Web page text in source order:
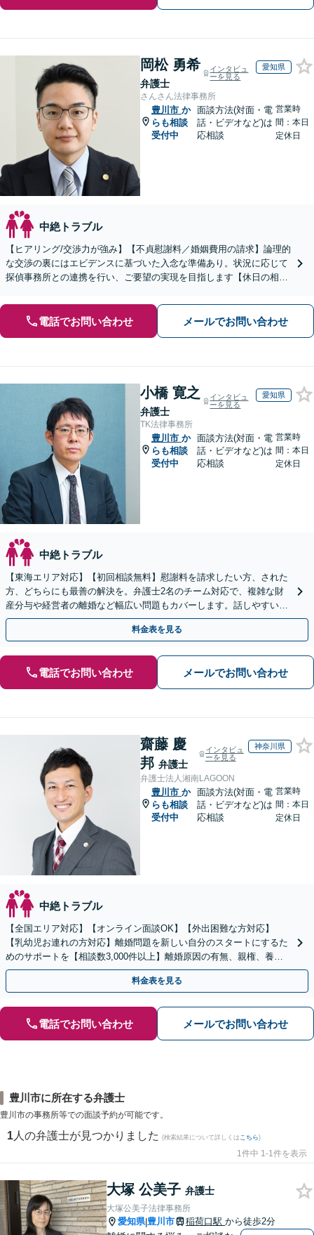
岡松 勇希
弁護士
インタビュ
ーを見る
愛知県
さんさん法律事務所
豊川市 か
らも相談
受付中
面談方法(対面・電
話・ビデオなど)は
応相談
営業時
間：本日
定休日
中絶トラブル
【ヒアリング/交渉力が強み】【不貞慰謝料／婚姻費用の請求】論理的
な交渉の裏にはエビデンスに基づいた入念な準備あり。状況に応じて
探偵事務所との連携を行い、ご要望の実現を目指します【休日の相談
電話でお問い合わせ メールでお問い合わせ
小橋 寛之
弁護士
インタビュ
ーを見る
愛知県
TK法律事務所
豊川市 か
らも相談
受付中
面談方法(対面・電
話・ビデオなど)は
応相談
営業時
間：本日
定休日
中絶トラブル
【東海エリア対応】【初回相談無料】慰謝料を請求したい方、された
方、どちらにも最善の解決を。弁護士2名のチーム対応で、複雑な財
産分与や経営者の離婚など幅広い問題もカバーします。話しやすい雰
囲気で寄り添い、専門家として確かな方針を導きます。
料金表を見る
電話でお問い合わせ メールでお問い合わせ
齋藤 慶
邦 弁護士
インタビュ
ーを見る
神奈川県
弁護士法人湘南LAGOON
豊川市 か
らも相談
受付中
面談方法(対面・電
話・ビデオなど)は
応相談
営業時
間：本日
定休日
中絶トラブル
【全国エリア対応】【オンライン面談OK】【外出困難な方対応】
【乳幼児お連れの方対応】離婚問題を新しい自分のスタートにするた
めのサポートを【相談数3,000件以上】離婚原因の有無、親権、養育
費、財産分与、慰謝料請求【夜間・休日相談可】
料金表を見る
電話でお問い合わせ メールでお問い合わせ
豊川市に所在する弁護士
豊川市の事務所等での面談予約が可能です。
1 人の弁護士が見つかりました (検索結果について詳しくは こちら)
1件中 1-1件を表示
大塚 公美子 弁護士
大塚公美子法律事務所
愛知県|豊川市 稲荷口駅 から徒歩2分